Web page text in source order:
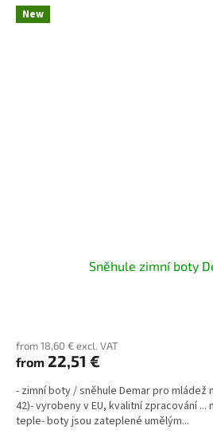
New
Sněhule zimní boty
from 18,60 € excl. VAT
from 22,51 €
- zimní boty / sněhule Demar pro
42)- vyrobeny v EU, kvalitní zpracování ...
teple- boty jsou zateplené umělým...